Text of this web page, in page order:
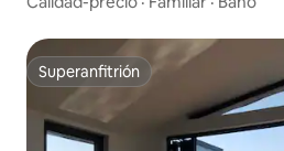
Superanfitrión
Superanfitrión